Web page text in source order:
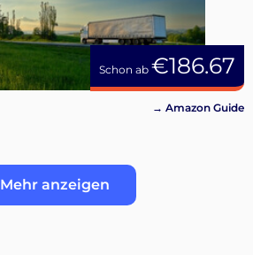
Schon ab €186.67
→ Amazon Guide
Mehr anzeigen